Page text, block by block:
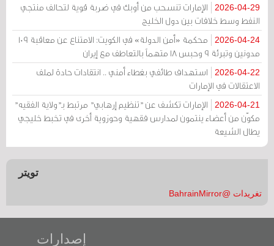
2026-04-29
الإمارات تنسحب من أوبك في ضربة قوية لتحالف منتجي
النفط وسط خلافات بين دول الخليج
2026-04-24
محكمة «أمن الدولة» في الكويت: الامتناع عن معاقبة 109
مدونين وتبرئة 9 وحبس 18 متهماً بالتعاطف مع إيران
2026-04-22
استهداف طائفي بغطاء أمني .. انتقادات حادة لملف
الاعتقالات في الإمارات
2026-04-21
الإمارات تكشف عن "تنظيم إرهابي" مرتبط بـ"ولاية الفقيه"
مكوّن من أعضاء ينتمون لمدارس فقهية وحوزوية أخرى في تخبط خليجي
يطال الشيعة
تويتر
تغريدات @BahrainMirror
إصدارات